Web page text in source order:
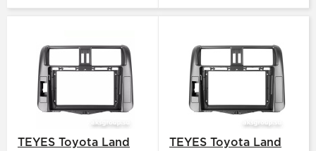
TEYES Toyota Land
TEYES Toyota Land